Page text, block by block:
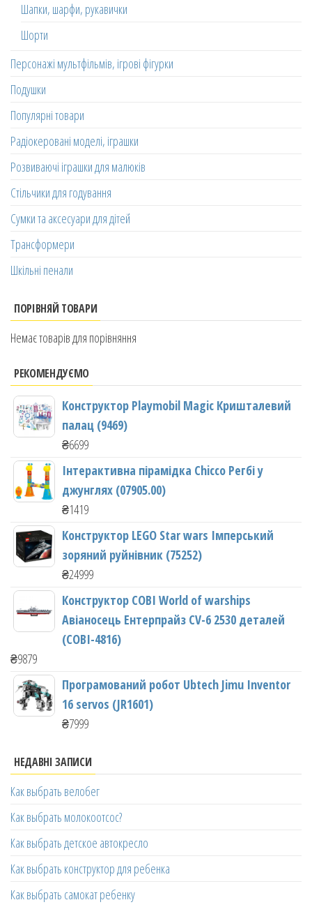
Шапки, шарфи, рукавички
Шорти
Персонажі мультфільмів, ігрові фігурки
Подушки
Популярні товари
Радіокеровані моделі, іграшки
Розвиваючі іграшки для малюків
Стільчики для годування
Сумки та аксесуари для дітей
Трансформери
Шкільні пенали
ПОРІВНЯЙ ТОВАРИ
Немає товарів для порівняння
РЕКОМЕНДУЄМО
Конструктор Playmobil Magic Кришталевий
палац (9469)
₴6699
Інтерактивна пірамідка Chicco Регбі у
джунглях (07905.00)
₴1419
Конструктор LEGO Star wars Імперський
зоряний руйнівник (75252)
₴24999
Конструктор COBI World of warships
Авіаносець Ентерпрайз CV-6 2530 деталей
(COBI-4816)
₴9879
Програмований робот Ubtech Jimu Inventor
16 servos (JR1601)
₴7999
НЕДАВНІ ЗАПИСИ
Как выбрать велобег
Как выбрать молокоотсос?
Как выбрать детское автокресло
Как выбрать конструктор для ребенка
Как выбрать самокат ребенку